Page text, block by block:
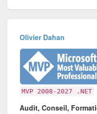
Olivier Dahan
MVP 2008-2027 .NET
Audit, Conseil,